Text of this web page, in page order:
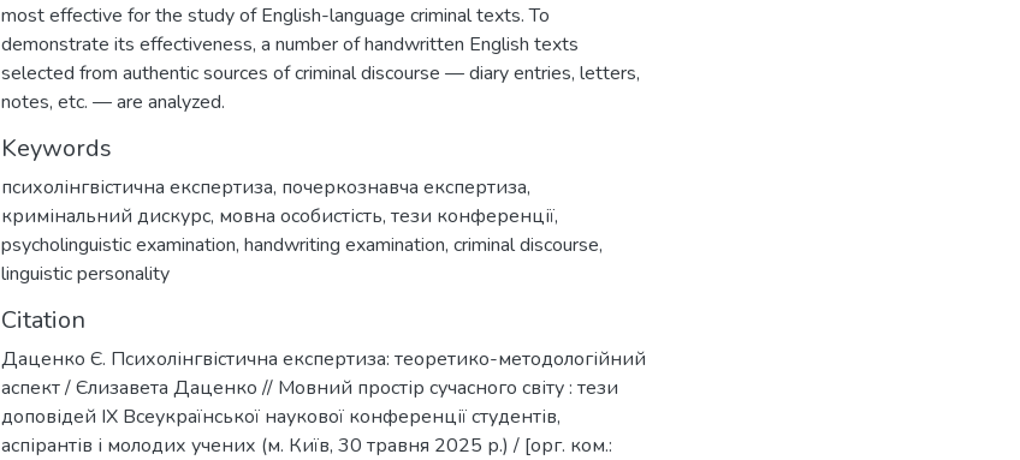
most effective for the study of English-language criminal texts. To
demonstrate its effectiveness, a number of handwritten English texts
selected from authentic sources of criminal discourse — diary entries, letters,
notes, etc. — are analyzed.
Keywords
психолінгвістична експертиза, почеркознавча експертиза,
кримінальний дискурс, мовна особистість, тези конференції,
psycholinguistic examination, handwriting examination, criminal discourse,
linguistic personality
Citation
Даценко Є. Психолінгвістична експертиза: теоретико-методологійний
аспект / Єлизавета Даценко // Мовний простір сучасного світу : тези
доповідей ІХ Всеукраїнської наукової конференції студентів,
аспірантів і молодих учених (м. Київ, 30 травня 2025 р.) / [орг. ком.: